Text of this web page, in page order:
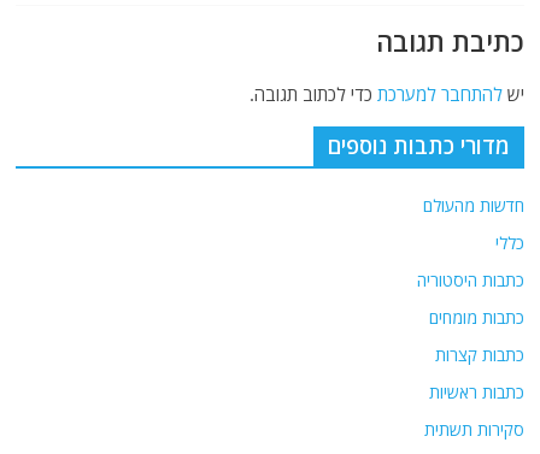
כתיבת תגובה
ישלהתחבר למערכת כדי לכתוב תגובה.
מדורי כתבות נוספים
חדשות מהעולם
כללי
כתבות היסטוריה
כתבות מומחים
כתבות קצרות
כתבות ראשיות
סקירות תשתית